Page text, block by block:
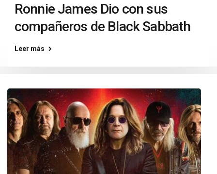
Ronnie James Dio con sus
compañeros de Black Sabbath
Leer más